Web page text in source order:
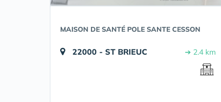
MAISON DE SANTÉ POLE SANTE CESSON
22000 - ST BRIEUC ➔ 2.4 km